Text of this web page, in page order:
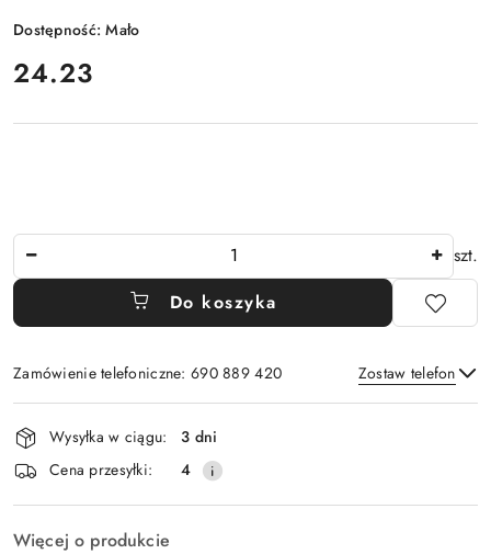
Dostępność:Mało
cena:
24.23
szt.
Do koszyka
Zamówienie telefoniczne: 690 889 420 Zostaw telefon
Wyślij
Dostępność
i
dostawa
Wysyłka w ciągu:
3 dni
Cena przesyłki:
4
Więcej o produkcie